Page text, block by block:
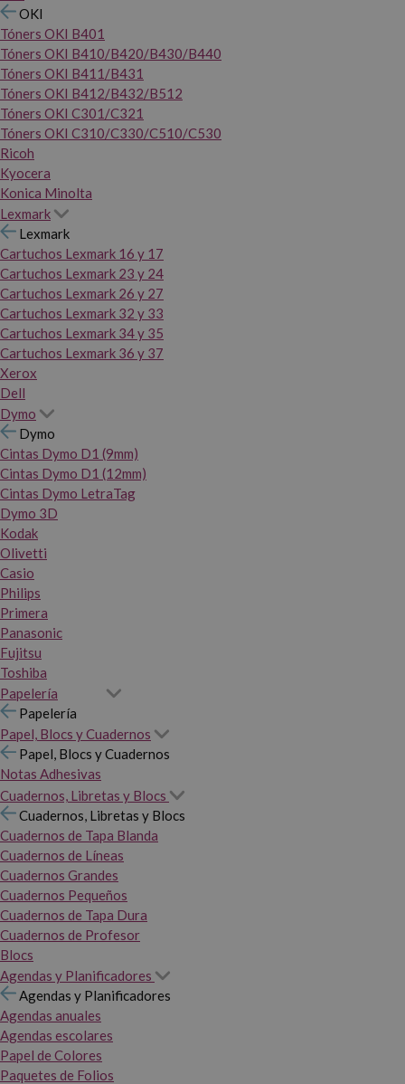
OKI
Tóners OKI B401
Tóners OKI B410/B420/B430/B440
Tóners OKI B411/B431
Tóners OKI B412/B432/B512
Tóners OKI C301/C321
Tóners OKI C310/C330/C510/C530
Ricoh
Kyocera
Konica Minolta
Lexmark
Lexmark
Cartuchos Lexmark 16 y 17
Cartuchos Lexmark 23 y 24
Cartuchos Lexmark 26 y 27
Cartuchos Lexmark 32 y 33
Cartuchos Lexmark 34 y 35
Cartuchos Lexmark 36 y 37
Xerox
Dell
Dymo
Dymo
Cintas Dymo D1 (9mm)
Cintas Dymo D1 (12mm)
Cintas Dymo LetraTag
Dymo 3D
Kodak
Olivetti
Casio
Philips
Primera
Panasonic
Fujitsu
Toshiba
Papelería
Papelería
Papel, Blocs y Cuadernos
Papel, Blocs y Cuadernos
Notas Adhesivas
Cuadernos, Libretas y Blocs
Cuadernos, Libretas y Blocs
Cuadernos de Tapa Blanda
Cuadernos de Líneas
Cuadernos Grandes
Cuadernos Pequeños
Cuadernos de Tapa Dura
Cuadernos de Profesor
Blocs
Agendas y Planificadores
Agendas y Planificadores
Agendas anuales
Agendas escolares
Papel de Colores
Paquetes de Folios